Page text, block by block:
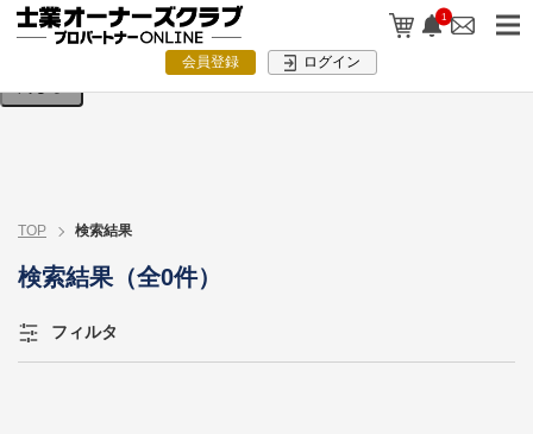
1
会員登録 ログイン
検索条件を入力してください。
TOP 検索結果
検索結果（全0件）
フィルタ